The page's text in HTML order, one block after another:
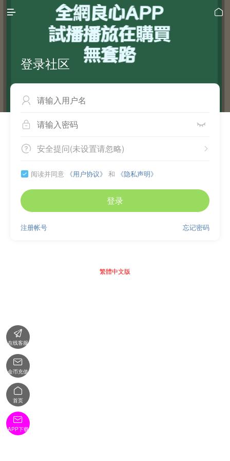
 
登录社区

 
 
安全提问(未设置请忽略)
 阅读并同意 《用户协议》 和 《隐私声明》
登录
忘记密码
注册帐号
繁體中文版

在线客服

金币充值

首页

APP下载